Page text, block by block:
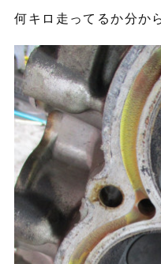
何キロ走ってるか分か